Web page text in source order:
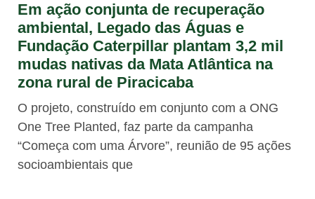
Em ação conjunta de recuperação
ambiental, Legado das Águas e
Fundação Caterpillar plantam 3,2 mil
mudas nativas da Mata Atlântica na
zona rural de Piracicaba
O projeto, construído em conjunto com a ONG
One Tree Planted, faz parte da campanha
“Começa com uma Árvore”, reunião de 95 ações
socioambientais que